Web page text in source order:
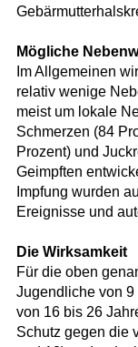
Mögliche
Im Allgemeinen
relativ wenige
meist um lokale
Schmerzen (84
Prozent) und
Geimpften
Impfung wurden
Ereignisse und
Die Wirksamkeit
Für die oben
Jugendliche von
von 16 bis 26
Schutz gegen die